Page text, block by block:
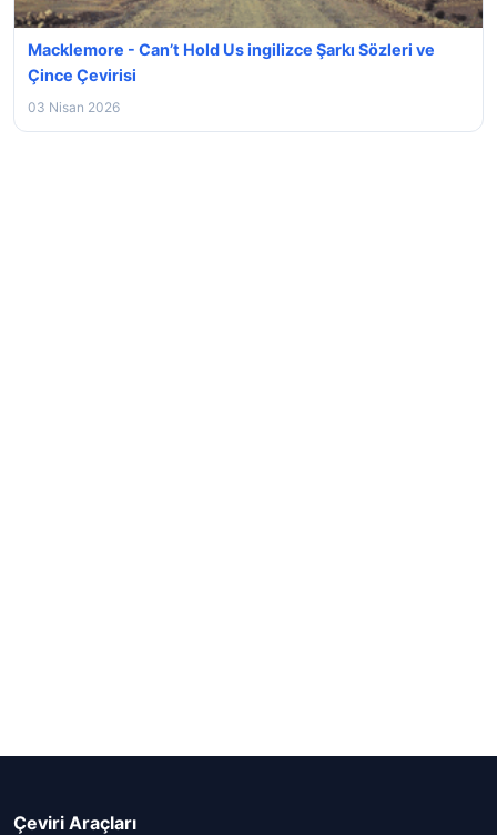
Macklemore - Can’t Hold Us ingilizce Şarkı Sözleri ve
Çince Çevirisi
03 Nisan 2026
Çeviri Araçları